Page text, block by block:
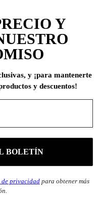
Y
y ¡para mantenerte
y descuentos!
privacidadpara obtener más